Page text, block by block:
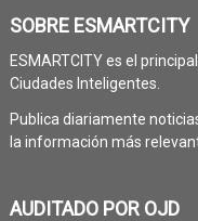
SOBRE ESMARTCITY
ESMARTCITY es el
Ciudades Inteligentes.
Publica diariamente
la información más
AUDITADO POR OJD